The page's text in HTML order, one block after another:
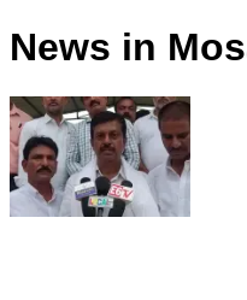
News in